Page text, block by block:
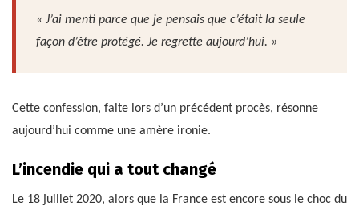
« J’ai menti parce que je pensais que c’était la seule
façon d’être protégé. Je regrette aujourd’hui. »
Cette confession, faite lors d’un précédent procès, résonne
aujourd’hui comme une amère ironie.
L’incendie qui a tout changé
Le 18 juillet 2020, alors que la France est encore sous le choc du